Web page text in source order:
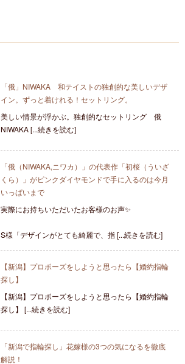
「俄」NIWAKA 和テイストの独創的な美しいデザ
イン。ずっと着けれる！セットリング。
美しい情景が浮かぶ。独創的なセットリング 俄
NIWAKA [...続きを読む]
「俄（NIWAKA,ニワカ）」の代表作「初桜（ういざ
くら）」がピンクダイヤモンドで手に入るのは今月
いっぱいまで
実際にお持ちいただいたお客様のお声✨
S様「デザインがとても綺麗で、指 [...続きを読む]
【新潟】プロポーズをしようと思ったら【婚約指輪
探し】
【新潟】プロポーズをしようと思ったら【婚約指輪
探し】 [...続きを読む]
「新潟で指輪探し」花嫁様の3つの気になるを徹底
解説！